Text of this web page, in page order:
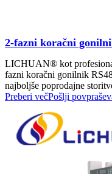
2-fazni koračni
LICHUAN® kot
fazni koračni gonilnik
najboljše poprodajne
Preberi večPošlji